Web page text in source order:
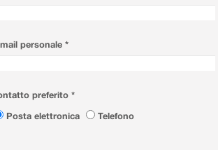
personale *
preferito *
Posta elettronica
Telefono